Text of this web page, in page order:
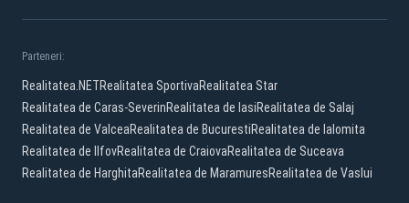
Parteneri:
Realitatea.NETRealitatea SportivaRealitatea Star
Realitatea de Caras-SeverinRealitatea de IasiRealitatea de Salaj
Realitatea de ValceaRealitatea de BucurestiRealitatea de Ialomita
Realitatea de IlfovRealitatea de CraiovaRealitatea de Suceava
Realitatea de HarghitaRealitatea de MaramuresRealitatea de Vaslui